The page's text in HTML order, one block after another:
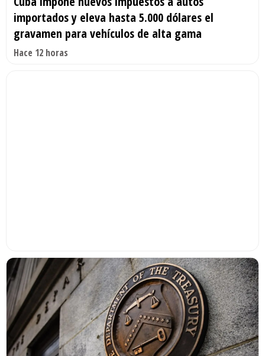
importados y eleva hasta 5.000 dólares el
gravamen para vehículos de alta gama
Hace 12 horas